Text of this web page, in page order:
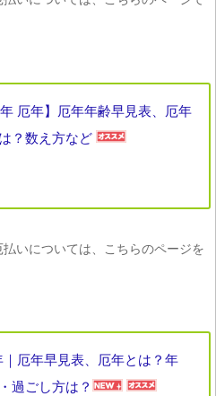
年 厄年】厄年年齢早見表、厄年
？数え方など
いについては、こちらのページを
｜厄年早見表、厄年とは？年
過ごし方は？